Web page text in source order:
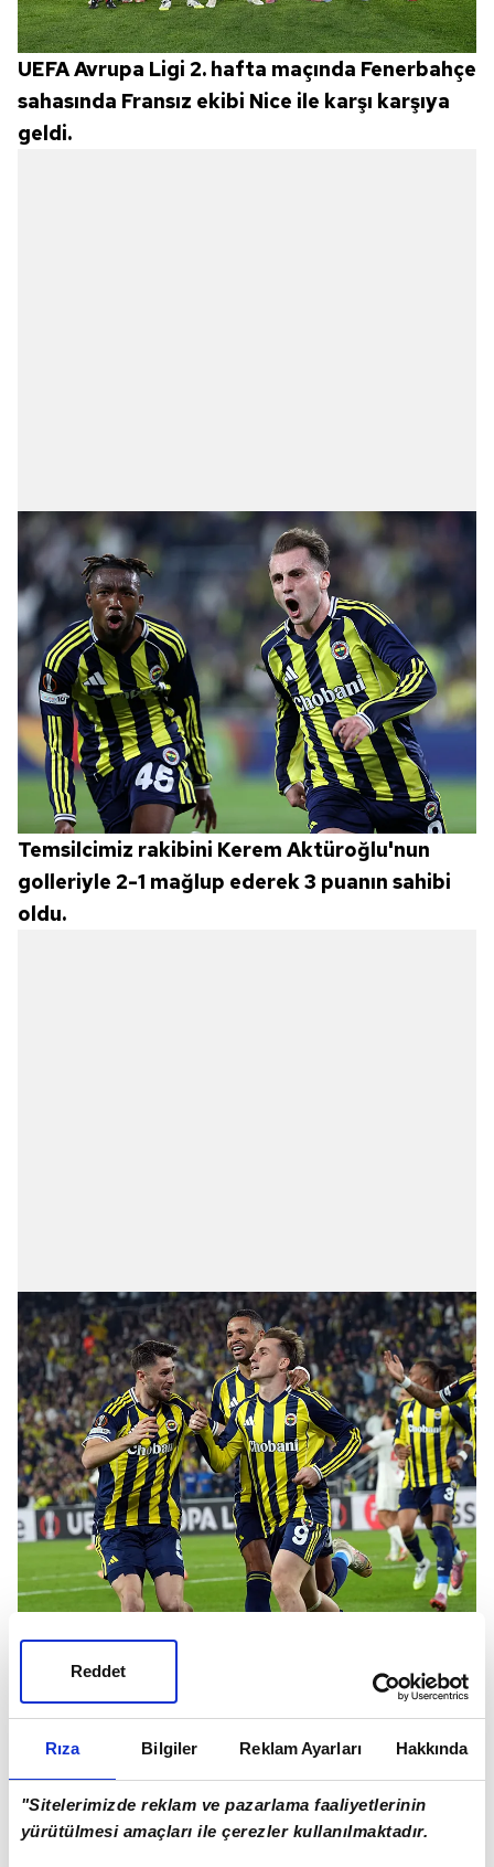
Rıza Bilgiler Reklam Ayarları Hakkında
"Sitelerimizde reklam ve pazarlama faaliyetlerinin
yürütülmesi amaçları ile çerezler kullanılmaktadır.
Reddet
UEFA Avrupa Ligi 2. hafta maçında Fenerbahçe
sahasında Fransız ekibi Nice ile karşı karşıya
geldi.
Temsilcimiz rakibini Kerem Aktüroğlu'nun
golleriyle 2-1 mağlup ederek 3 puanın sahibi
oldu.
ardından sarı lacivertlilere 3 puanı getiren ve
oynaduğı futbolla beğeni alan Kerem